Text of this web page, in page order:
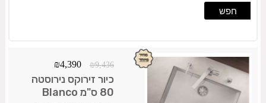
חפש
₪9,436
₪4,390
כיור זירוקס נירוסטה
80 ס"מ Blanco